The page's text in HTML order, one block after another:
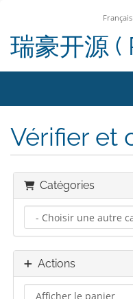
Français
瑞豪开源 (
Vérifier et
Catégories
Actions